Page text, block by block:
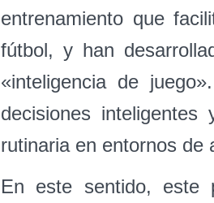
entrenamiento que
fútbol, y han
«inteligencia de
decisiones
rutinaria en entornos de
En este sentido, este